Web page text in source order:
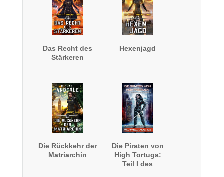
Das Recht des
Stärkeren
Hexenjagd
Die Rückkehr der
Matriarchin
Die Piraten von
High Tortuga:
Teil I des